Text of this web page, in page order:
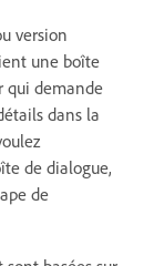
version
une boîte
qui demande
dans la
de dialogue,
de